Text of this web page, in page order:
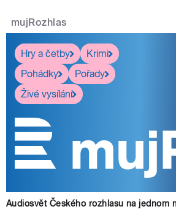
mujRozhlas
Hry a četby
Krimi
Pohádky
Pořady
Živé vysílání
Audiosvět Českého rozhlasu na jednom